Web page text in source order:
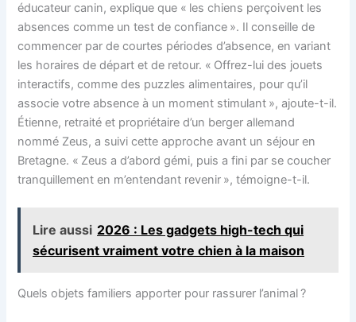
éducateur canin, explique que « les chiens perçoivent les
absences comme un test de confiance ». Il conseille de
commencer par de courtes périodes d’absence, en variant
les horaires de départ et de retour. « Offrez-lui des jouets
interactifs, comme des puzzles alimentaires, pour qu’il
associe votre absence à un moment stimulant », ajoute-t-il.
Étienne, retraité et propriétaire d’un berger allemand
nommé Zeus, a suivi cette approche avant un séjour en
Bretagne. « Zeus a d’abord gémi, puis a fini par se coucher
tranquillement en m’entendant revenir », témoigne-t-il.
Lire aussi 2026 : Les gadgets high-tech qui
sécurisent vraiment votre chien à la maison
Quels objets familiers apporter pour rassurer l’animal ?